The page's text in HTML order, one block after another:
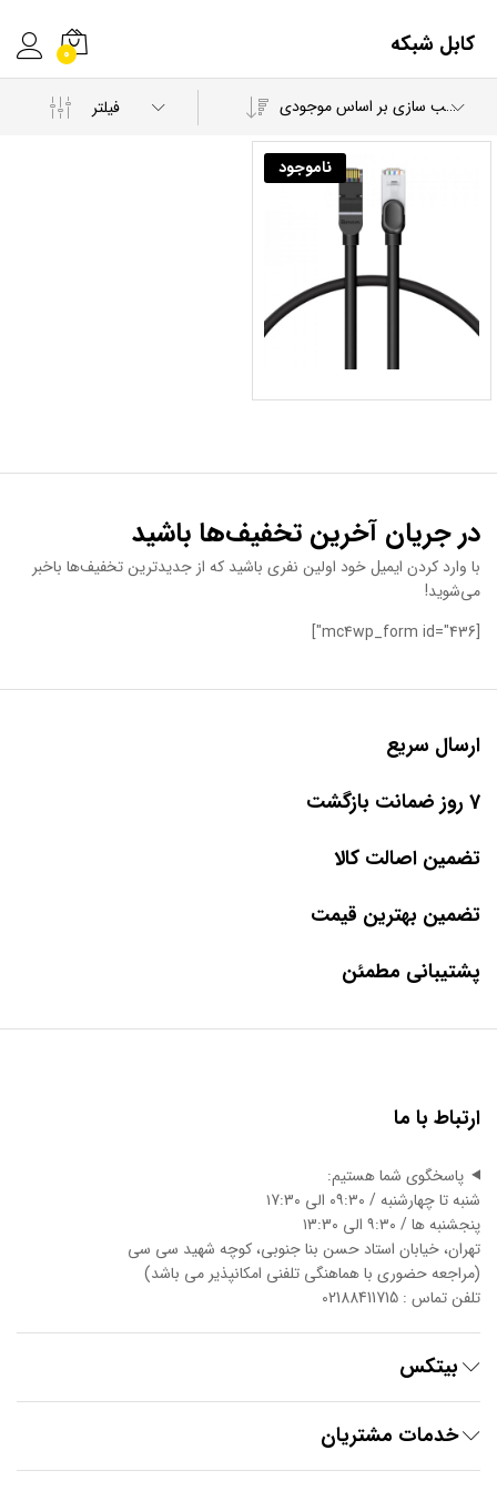
کابل شبکه 0
فیلتر مرتب سازی بر اساس موجودی
ناموجود
در جریان آخرین تخفیف‌ها باشید
با وارد کردن ایمیل خود اولین نفری باشید که از جدیدترین تخفیف‌ها باخبر
می‌شوید!
[mc4wp_form id="436"]
ارسال سریع
7 روز ضمانت بازگشت
تضمین اصالت کالا
تضمین بهترین قیمت
پشتیبانی مطمئن
ارتباط با ما
پاسخگوی شما هستیم:
شنبه تا چهارشنبه / ۰۹:۳۰ الی ۱7:3۰
پنجشنبه ها / ۹:۳۰ الی ۱3:3۰
تهران، خیابان استاد حسن بنا جنوبی، کوچه شهید سی سی
(مراجعه حضوری با هماهنگی تلفنی امکانپذیر می باشد)
تلفن تماس : 02188411715
بیتکس
خدمات مشتریان